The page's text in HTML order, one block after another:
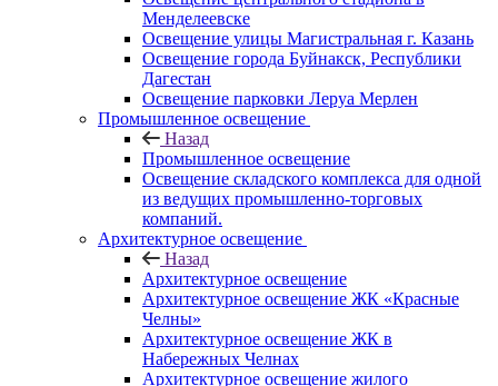
Менделеевске
Освещение улицы Магистральная г. Казань
Освещение города Буйнакск, Республики
Дагестан
Освещение парковки Леруа Мерлен
Промышленное освещение
Назад
Промышленное освещение
Освещение складского комплекса для одной
из ведущих промышленно-торговых
компаний.
Архитектурное освещение
Назад
Архитектурное освещение
Архитектурное освещение ЖК «Красные
Челны»
Архитектурное освещение ЖК в
Набережных Челнах
Архитектурное освещение жилого